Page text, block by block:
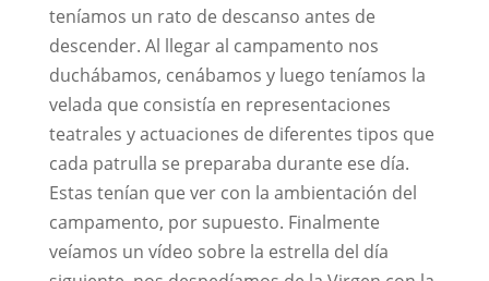
teníamos un rato de descanso antes de
descender. Al llegar al campamento nos
duchábamos, cenábamos y luego teníamos la
velada que consistía en representaciones
teatrales y actuaciones de diferentes tipos que
cada patrulla se preparaba durante ese día.
Estas tenían que ver con la ambientación del
campamento, por supuesto. Finalmente
veíamos un vídeo sobre la estrella del día